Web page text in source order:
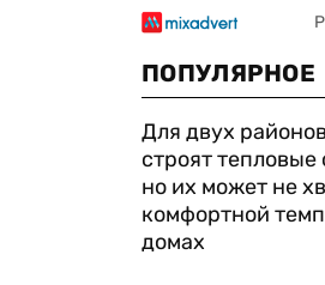
ПОПУЛЯРНОЕ
Для двух
строят тепловые
но их может не
комфортной
домах